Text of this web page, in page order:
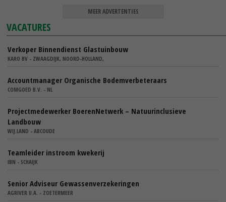
MEER ADVERTENTIES
VACATURES
Verkoper Binnendienst Glastuinbouw
KARO BV - ZWAAGDIJK, NOORD-HOLLAND,
Accountmanager Organische Bodemverbeteraars
COMGOED B.V. - NL
Projectmedewerker BoerenNetwerk – Natuurinclusieve
Landbouw
WIJ.LAND - ABCOUDE
Teamleider instroom kwekerij
IBN - SCHAIJK
Senior Adviseur Gewassenverzekeringen
AGRIVER U.A. - ZOETERMEER